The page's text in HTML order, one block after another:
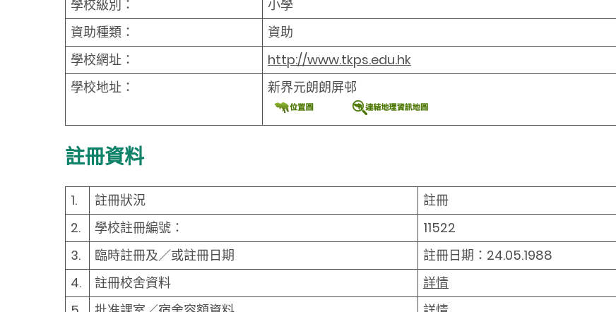
學校級別：
小學
資助種類：
資助
學校網址：
http://www.tkps.edu.hk
學校地址：
新界元朗朗屏邨
註冊資料
1. 註冊狀況
註冊
2.
學校註冊編號：
11522
3.
臨時註冊及／或註冊日期
註冊日期：24.05.1988
4.
註冊校舍資料
詳情